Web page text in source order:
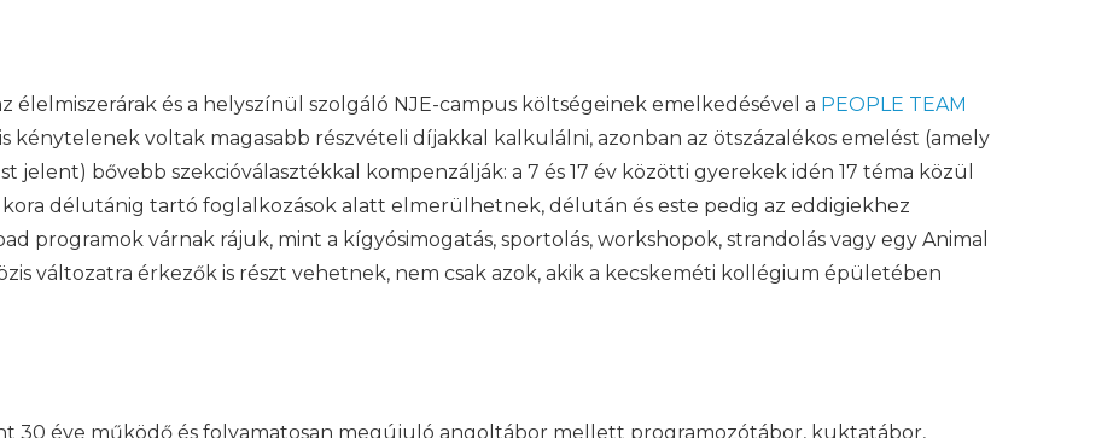
élelmiszerárak és a helyszínül szolgáló NJE-campus költségeinek emelkedésével a PEOPLE TEAM
kénytelenek voltak magasabb részvételi díjakkal kalkulálni, azonban az ötszázalékos emelést (amely
jelent) bővebb szekcióválasztékkal kompenzálják: a 7 és 17 év közötti gyerekek idén 17 téma közül
délutánig tartó foglalkozások alatt elmerülhetnek, délután és este pedig az eddigiekhez
programok várnak rájuk, mint a kígyósimogatás, sportolás, workshopok, strandolás vagy egy Animal
változatra érkezők is részt vehetnek, nem csak azok, akik a kecskeméti kollégium épületében
30 éve működő és folyamatosan megújuló angoltábor mellett programozótábor, kuktatábor,